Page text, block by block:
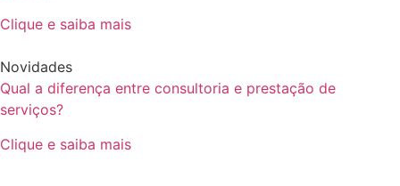
Clique e saiba mais
Novidades
Qual a diferença entre consultoria e prestação de
serviços?
Clique e saiba mais